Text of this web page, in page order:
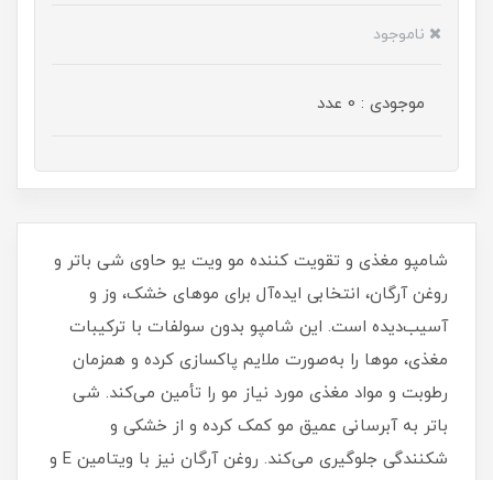
ناموجود
موجودی : 0 عدد
شامپو مغذی و تقویت کننده مو ویت یو حاوی شی باتر و
روغن آرگان، انتخابی ایده‌آل برای موهای خشک، وز و
آسیب‌دیده است. این شامپو بدون سولفات با ترکیبات
مغذی، موها را به‌صورت ملایم پاکسازی کرده و همزمان
رطوبت و مواد مغذی مورد نیاز مو را تأمین می‌کند. شی
باتر به آبرسانی عمیق مو کمک کرده و از خشکی و
شکنندگی جلوگیری می‌کند. روغن آرگان نیز با ویتامین E و